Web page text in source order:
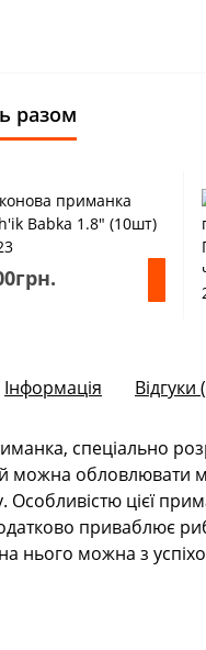
разом
приманка
Babka 1.8" (10шт)
Інформація Відгуки
спеціально
можна обловлювати
Особливістю цієї
приваблює
нього можна з